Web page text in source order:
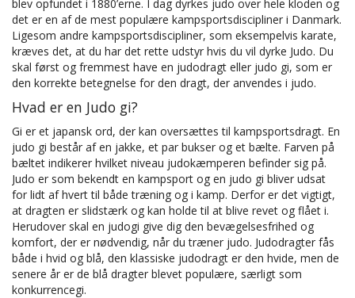
blev opfundet i 1880’erne. I dag dyrkes judo over hele kloden og
det er en af de mest populære kampsportsdiscipliner i Danmark.
Ligesom andre kampsportsdiscipliner, som eksempelvis karate,
kræves det, at du har det rette udstyr hvis du vil dyrke Judo. Du
skal først og fremmest have en judodragt eller judo gi, som er
den korrekte betegnelse for den dragt, der anvendes i judo.
Hvad er en Judo gi?
Gi er et japansk ord, der kan oversættes til kampsportsdragt. En
judo gi består af en jakke, et par bukser og et bælte. Farven på
bæltet indikerer hvilket niveau judokæmperen befinder sig på.
Judo er som bekendt en kampsport og en judo gi bliver udsat
for lidt af hvert til både træning og i kamp. Derfor er det vigtigt,
at dragten er slidstærk og kan holde til at blive revet og flået i.
Herudover skal en judogi give dig den bevægelsesfrihed og
komfort, der er nødvendig, når du træner judo. Judodragter fås
både i hvid og blå, den klassiske judodragt er den hvide, men de
senere år er de blå dragter blevet populære, særligt som
konkurrencegi.